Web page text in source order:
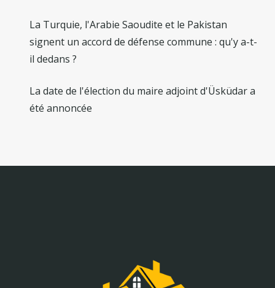
La Turquie, l'Arabie Saoudite et le Pakistan
signent un accord de défense commune : qu'y a-t-
il dedans ?
La date de l'élection du maire adjoint d'Üsküdar a
été annoncée